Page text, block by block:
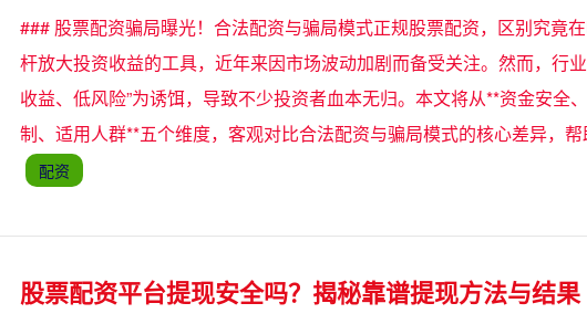
### 股票配资骗局曝光！合法配资与骗局模式正规股票配资，区别究竟
杆放大投资收益的工具，近年来因市场波动加剧而备受关注。然而，行
收益、低风险”为诱饵，导致不少投资者血本无归。本文将从**资金安全
制、适用人群**五个维度，客观对比合法配资与骗局模式的核心差异，
配资
股票配资平台提现安全吗？揭秘靠谱提现方法与结果